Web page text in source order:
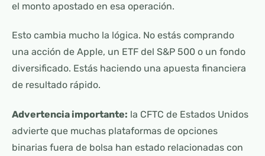
el monto apostado en esa operación.
Esto cambia mucho la lógica. No estás comprando
una acción de Apple, un ETF del S&P 500 o un fondo
diversificado. Estás haciendo una apuesta financiera
de resultado rápido.
Advertencia importante: la CFTC de Estados Unidos
advierte que muchas plataformas de opciones
binarias fuera de bolsa han estado relacionadas con